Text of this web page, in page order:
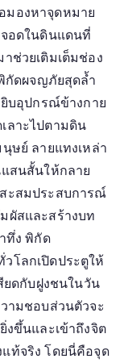
มองหาจุดหมาย
อดในดินแดนที่
ช่วยเติมเต็มช่อง
กัดผจญภัยสุดล้ำ
บอุปกรณ์ข้างกาย
ลาะไปตามดิน
ษย์ ลายแทงเหล่า
สนสั้นให้กลาย
ะสมประสบการณ์
ผัสและสร้างบท
ทึ่ง พิกัด
โลกเปิดประตูให้
ยดกับฝูงชนในวัน
ามชอบส่วนตัวจะ
งขึ้นและเข้าถึงจิต
ท้จริง โดยนี่คือจุด